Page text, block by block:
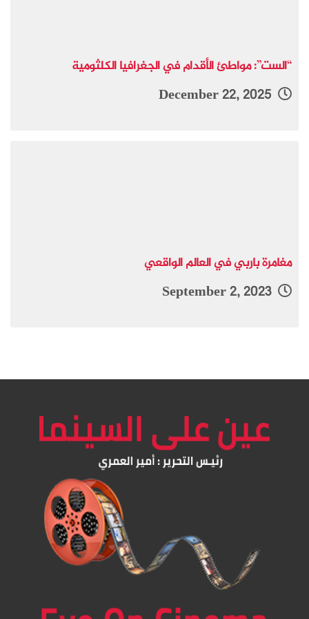
“الست”: مواطئ الأقدام في الجغرافيا الكلثومية
مغامرة باربي في العالم الواقعي
September 2, 2023